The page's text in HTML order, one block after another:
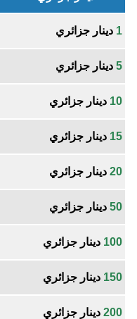
1 دينار جزائري
5 دينار جزائري
10 دينار جزائري
15 دينار جزائري
20 دينار جزائري
50 دينار جزائري
100 دينار جزائري
150 دينار جزائري
200 دينار جزائري